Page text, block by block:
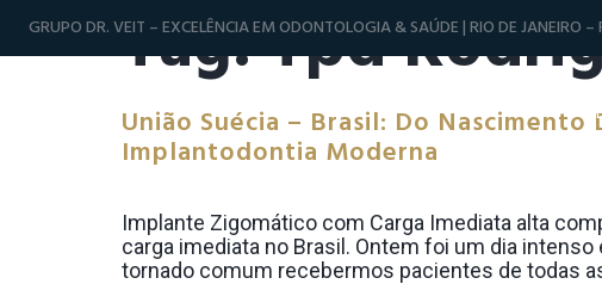
GRUPO DR. VEIT – EXCELÊNCIA EM ODONTOLOGIA & SAÚDE | RIO DE JANEIRO –
Tag:Tpd
União Suécia – Brasil: Do
Implantodontia Moderna
Implante Zigomático com Carga Imediata alta
carga imediata no Brasil. Ontem foi um dia intenso
tornado comum recebermos pacientes de todas